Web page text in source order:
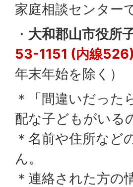
家庭相談センター
・ 大和郡山市役所
53-1151 (内線526)
年末年始を除く）
＊「間違いだっ
配な子どもがいる
＊名前や住所など
ん。
＊連絡された方の